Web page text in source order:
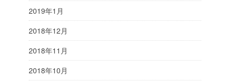
2019年1月
2018年12月
2018年11月
2018年10月